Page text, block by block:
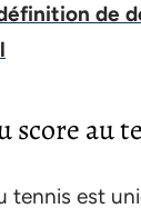
de
score au
tennis est